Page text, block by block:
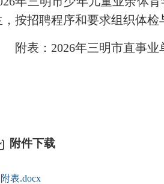
，按招聘程序和要求组织体检
表：2026年三明市直事业
附件下载
附表.docx